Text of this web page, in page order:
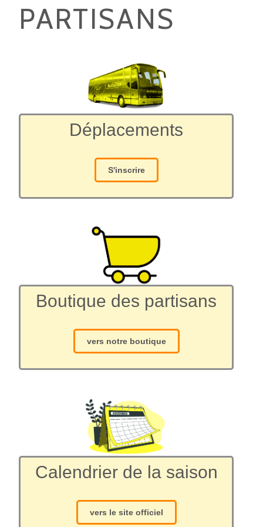
PARTISANS
Déplacements
S'inscrire
Boutique des partisans
vers notre boutique
Calendrier de la saison
vers le site officiel